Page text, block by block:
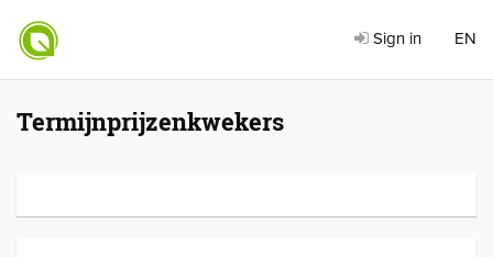
Sign in EN
Termijnprijzenkwekers